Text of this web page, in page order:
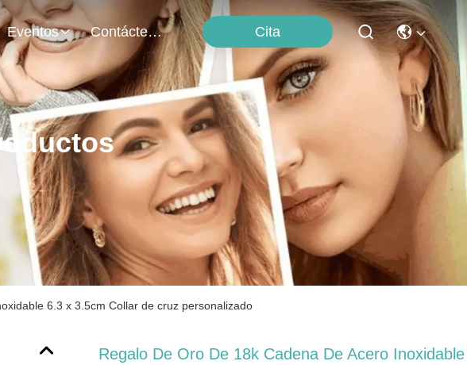
Eventos Contáctenos Cita
6.3 x 3.5cm Collar de cruz personalizado
Regalo De Oro De 18k Cadena De Acero Inoxidable